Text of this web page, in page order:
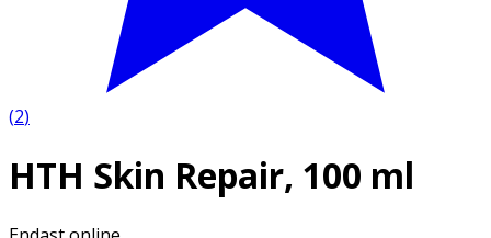
(2)
HTH Skin Repair, 100 ml